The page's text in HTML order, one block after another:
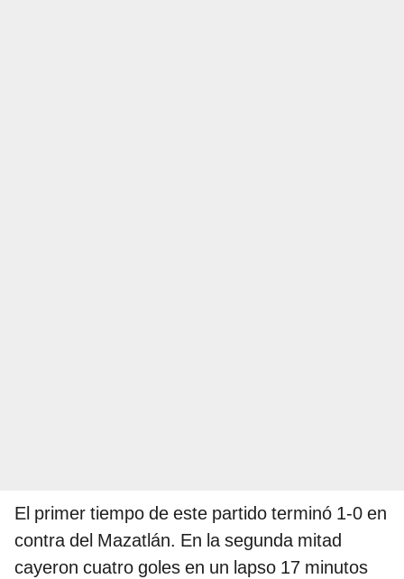
El primer tiempo de este partido terminó 1-0 en
contra del Mazatlán. En la segunda mitad
cayeron cuatro goles en un lapso 17 minutos